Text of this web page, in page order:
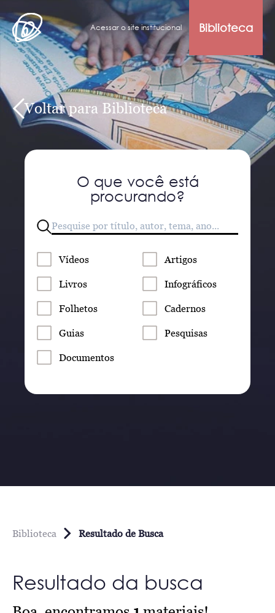
Acessar o site institucional Biblioteca
Voltar para Biblioteca
O que você está
procurando?
Vídeos Artigos
Livros Infográficos
Folhetos Cadernos
Guias Pesquisas
Documentos
Biblioteca Resultado de Busca
Resultado da busca